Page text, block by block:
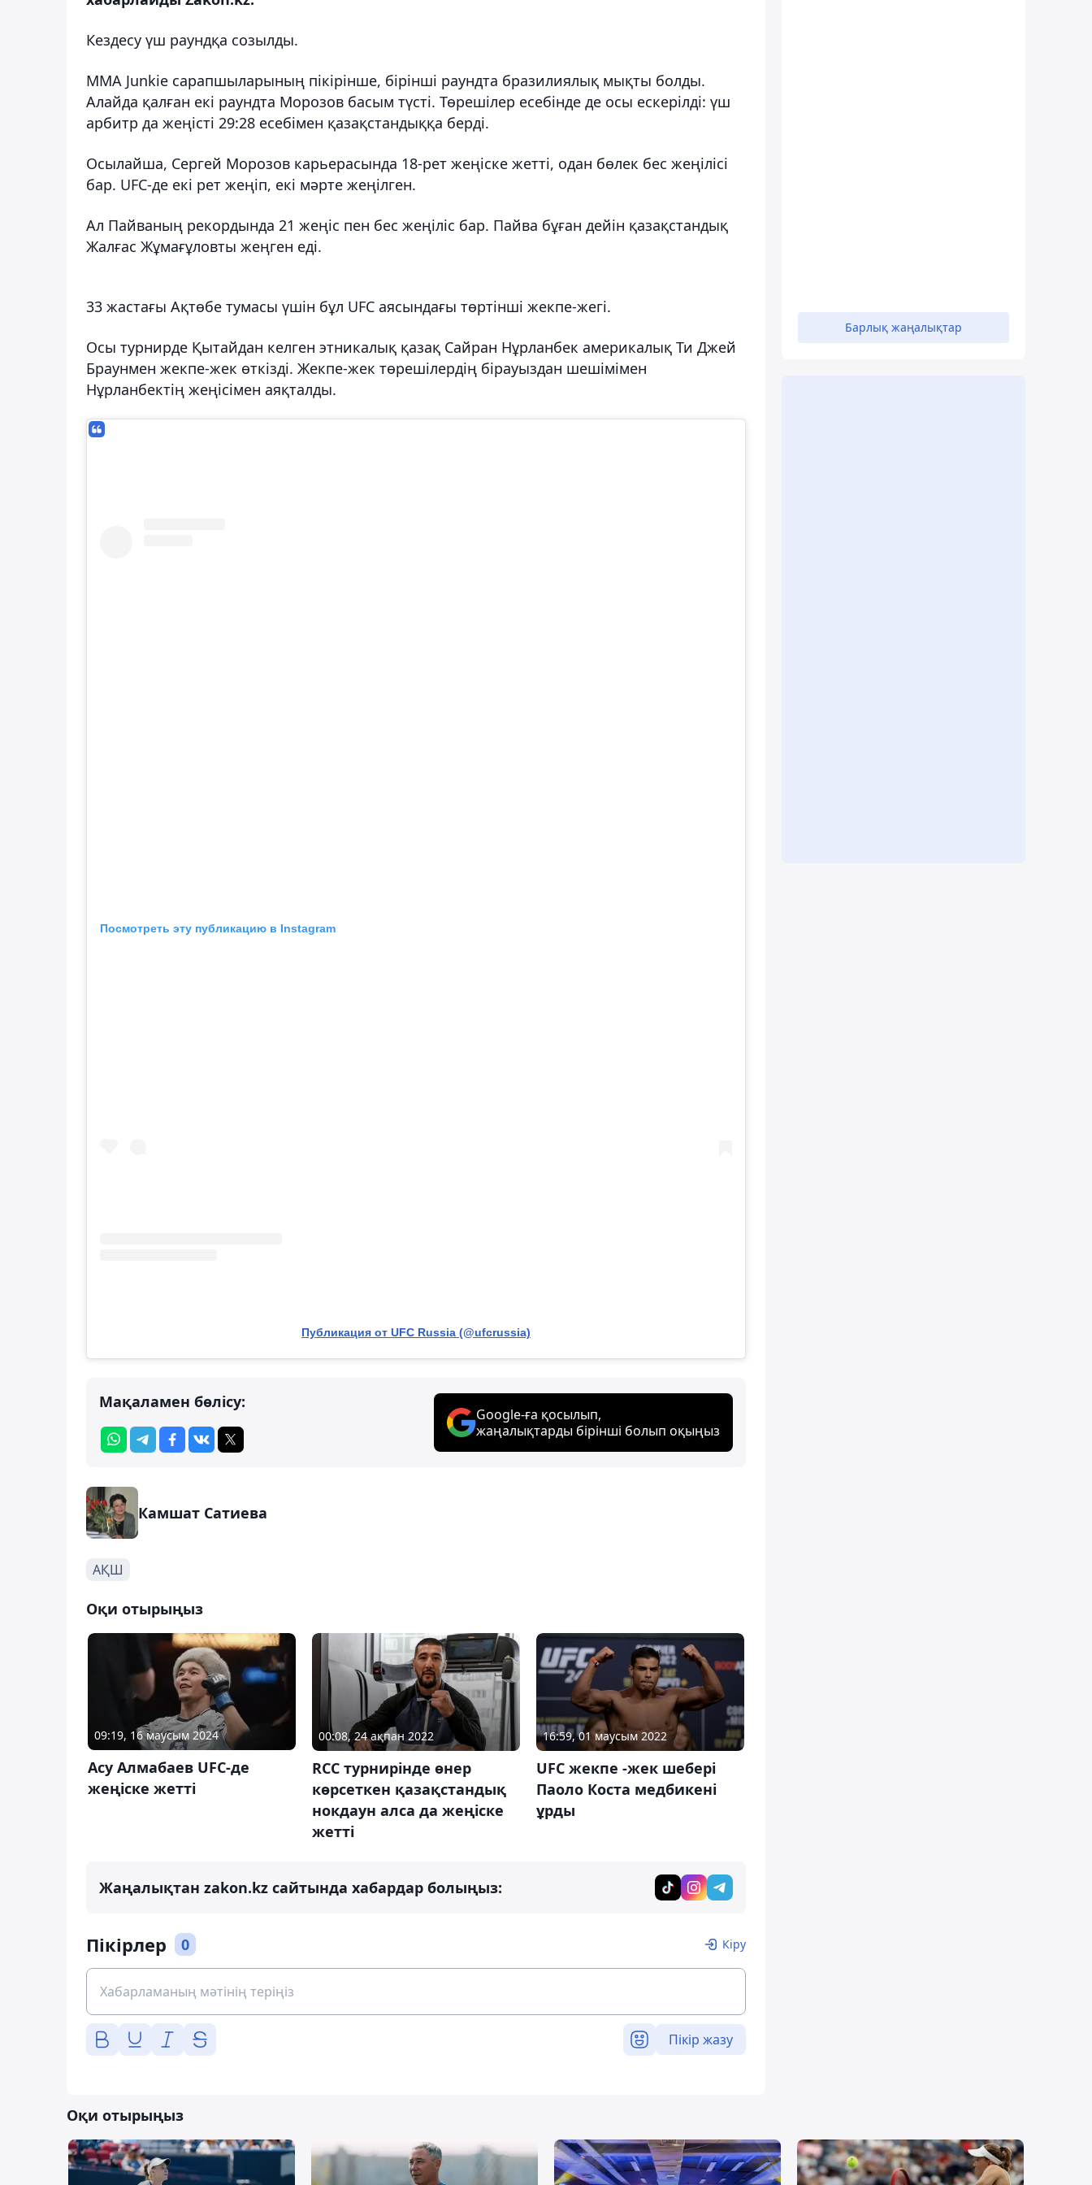
Кездесу үш раундқа созылды.
MMA Junkie сарапшыларының пікірінше, бірінші раундта бразилиялық мықты болды.
Алайда қалған екі раундта Морозов басым түсті. Төрешілер есебінде де осы ескерілді: үш
арбитр да жеңісті 29:28 есебімен қазақстандыққа берді.
Осылайша, Сергей Морозов карьерасында 18-рет жеңіске жетті, одан бөлек бес жеңілісі
бар. UFC-де екі рет жеңіп, екі мәрте жеңілген.
Ал Пайваның рекордында 21 жеңіс пен бес жеңіліс бар. Пайва бұған дейін қазақстандық
Жалғас Жұмағұловты жеңген еді.
33 жастағы Ақтөбе тумасы үшін бұл UFC аясындағы төртінші жекпе-жегі.
Осы турнирде Қытайдан келген этникалық қазақ Сайран Нұрланбек америкалық Ти Джей
Браунмен жекпе-жек өткізді. Жекпе-жек төрешілердің бірауыздан шешімімен
Нұрланбектің жеңісімен аяқталды.
Посмотреть эту публикацию в Instagram
Публикация от UFC Russia (@ufcrussia)
Мақаламен бөлісу:
Google-ға қосылып,
жаңалықтарды бірінші болып оқыңыз
Камшат Сатиева
АҚШ
Оқи отырыңыз
09:19, 16 маусым 2024
Асу Алмабаев UFC-де
жеңіске жетті
00:08, 24 ақпан 2022
RCC турнирінде өнер
көрсеткен қазақстандық
нокдаун алса да жеңіске
жетті
16:59, 01 маусым 2022
UFC жекпе -жек шебері
Паоло Коста медбикені
ұрды
Жаңалықтан zakon.kz сайтында хабардар болыңыз:
Пікірлер 0 Кіру
Пікір жазу
Барлық жаңалықтар
Оқи отырыңыз